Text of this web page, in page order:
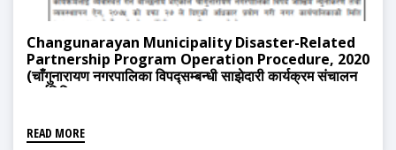
Changunarayan Municipality Disaster-Related
Partnership Program Operation Procedure, 2020
(चाँगुनारायण नगरपालिका विपद्सम्बन्धी साझेदारी कार्यक्रम संचालन
कार्यविधि, २०७८)
READ MORE